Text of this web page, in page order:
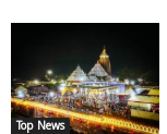
Top News